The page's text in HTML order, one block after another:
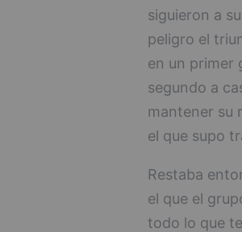
siguieron a
peligro el
en un primer
segundo a
mantener su
el que supo
Restaba
el que el
todo lo que